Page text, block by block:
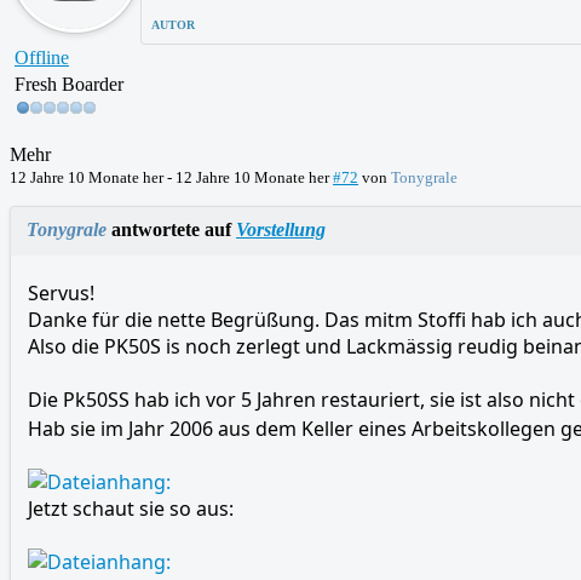
AUTOR
Offline
Fresh Boarder
Mehr
12 Jahre 10 Monate her- 12 Jahre 10 Monate her #72 von Tonygrale
Tonygrale antwortete auf Vorstellung
Servus!
Danke für die nette Begrüßung. Das mitm Stoffi hab ich
Also die PK50S is noch zerlegt und Lackmässig reudig
Die Pk50SS hab ich vor 5 Jahren restauriert, sie ist also
Hab sie im Jahr 2006 aus dem Keller eines Arbeitskollegen
Jetzt schaut sie so aus: